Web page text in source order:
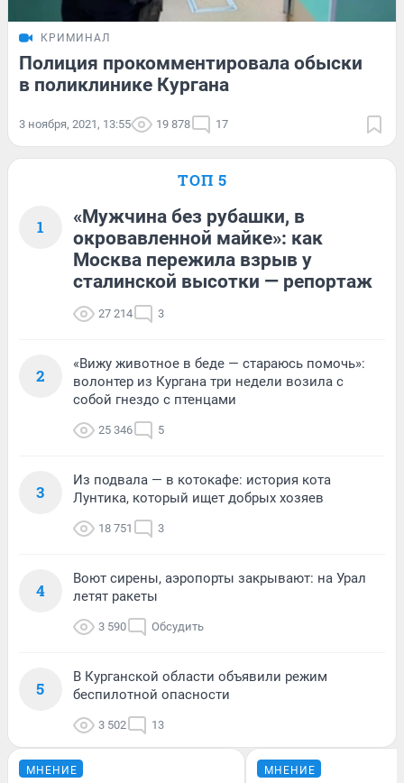
КРИМИНАЛ
Полиция прокомментировала обыски
в поликлинике Кургана
3 ноября, 2021, 13:55 19 878 17
ТОП 5
1
«Мужчина без рубашки, в
окровавленной майке»: как
Москва пережила взрыв у
сталинской высотки — репортаж
27 214 3
2
«Вижу животное в беде — стараюсь помочь»:
волонтер из Кургана три недели возила с
собой гнездо с птенцами
25 346 5
3
Из подвала — в котокафе: история кота
Лунтика, который ищет добрых хозяев
18 751 3
4
Воют сирены, аэропорты закрывают: на Урал
летят ракеты
3 590 Обсудить
5
В Курганской области объявили режим
беспилотной опасности
3 502 13
МНЕНИЕ МНЕНИЕ